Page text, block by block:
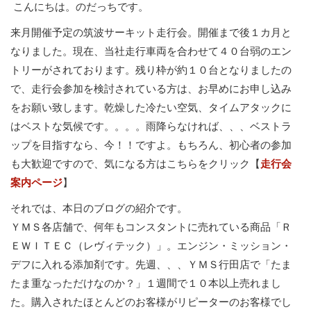
こんにちは。のだっちです。
来月開催予定の筑波サーキット走行会。開催まで後１カ月と
なりました。現在、当社走行車両を合わせて４０台弱のエン
トリーがされております。残り枠が約１０台となりましたの
で、走行会参加を検討されている方は、お早めにお申し込み
をお願い致します。乾燥した冷たい空気、タイムアタックに
はベストな気候です。。。。雨降らなければ、、、ベストラ
ップを目指すなら、今！！ですよ。もちろん、初心者の参加
も大歓迎ですので、気になる方はこちらをクリック【走行会
案内ページ】
それでは、本日のブログの紹介です。
ＹＭＳ各店舗で、何年もコンスタントに売れている商品「Ｒ
ＥＷＩＴＥＣ（レヴィテック）」。エンジン・ミッション・
デフに入れる添加剤です。先週、、、ＹＭＳ行田店で「たま
たま重なっただけなのか？」１週間で１０本以上売れまし
た。購入されたほとんどのお客様がリピーターのお客様でし